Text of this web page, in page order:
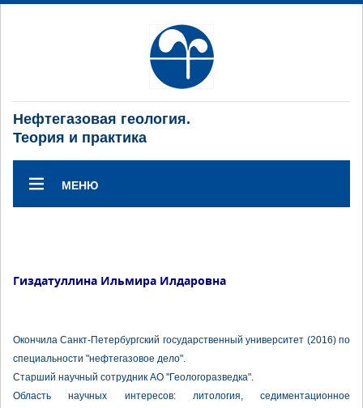
Нефтегазовая геология.
Теория и практика
МЕНЮ
Гиздатуллина Ильмира Илдаровна
Окончила Санкт-Петербургский государственный университет (2016) по
специальности "нефтегазовое дело".
Старший научный сотрудник АО "Геологоразведка".
Область научных интересов: литология, седиментационное